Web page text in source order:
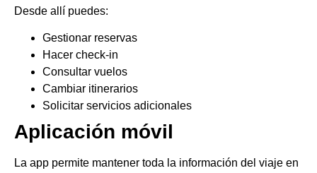
Desde allí puedes:
Gestionar reservas
Hacer check-in
Consultar vuelos
Cambiar itinerarios
Solicitar servicios adicionales
Aplicación móvil
La app permite mantener toda la información del viaje en